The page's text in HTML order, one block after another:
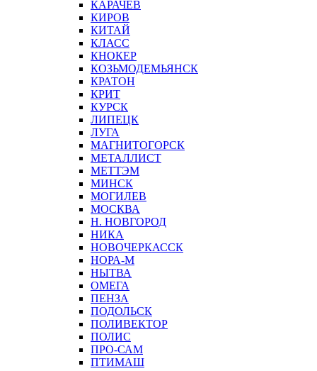
КАРАЧЕВ
КИРОВ
КИТАЙ
КЛАСС
КНОКЕР
КОЗЬМОДЕМЬЯНСК
КРАТОН
КРИТ
КУРСК
ЛИПЕЦК
ЛУГА
МАГНИТОГОРСК
МЕТАЛЛИСТ
МЕТТЭМ
МИНСК
МОГИЛЕВ
МОСКВА
Н. НОВГОРОД
НИКА
НОВОЧЕРКАССК
НОРА-М
НЫТВА
ОМЕГА
ПЕНЗА
ПОДОЛЬСК
ПОЛИВЕКТОР
ПОЛИС
ПРО-САМ
ПТИМАШ